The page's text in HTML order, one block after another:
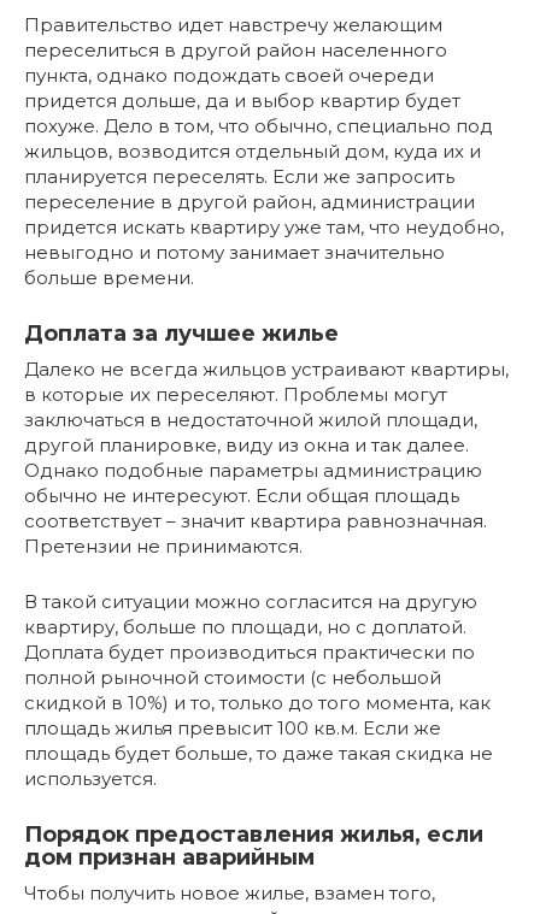
Правительство идет навстречу желающим
переселиться в другой район населенного
пункта, однако подождать своей очереди
придется дольше, да и выбор квартир будет
похуже. Дело в том, что обычно, специально под
жильцов, возводится отдельный дом, куда их и
планируется переселять. Если же запросить
переселение в другой район, администрации
придется искать квартиру уже там, что неудобно,
невыгодно и потому занимает значительно
больше времени.
Доплата за лучшее жилье
Далеко не всегда жильцов устраивают квартиры,
в которые их переселяют. Проблемы могут
заключаться в недостаточной жилой площади,
другой планировке, виду из окна и так далее.
Однако подобные параметры администрацию
обычно не интересуют. Если общая площадь
соответствует – значит квартира равнозначная.
Претензии не принимаются.
В такой ситуации можно согласится на другую
квартиру, больше по площади, но с доплатой.
Доплата будет производиться практически по
полной рыночной стоимости (с небольшой
скидкой в 10%) и то, только до того момента, как
площадь жилья превысит 100 кв.м. Если же
площадь будет больше, то даже такая скидка не
используется.
Порядок предоставления жилья, если
дом признан аварийным
Чтобы получить новое жилье, взамен того,